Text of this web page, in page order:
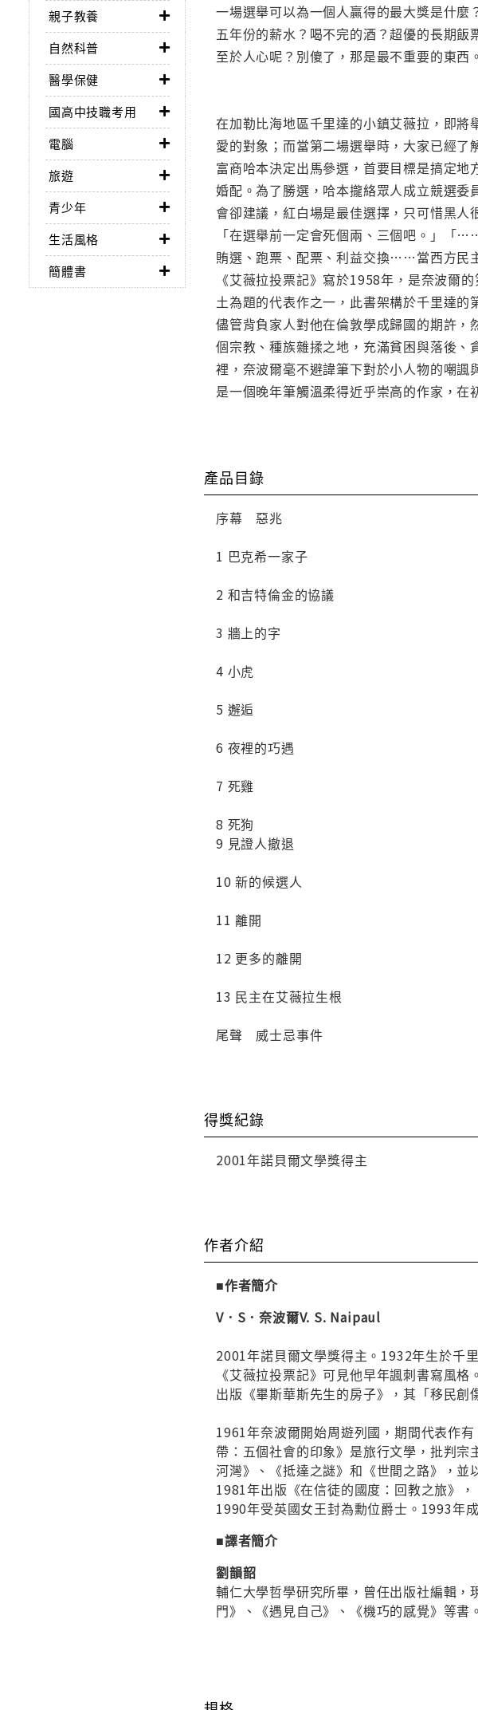
親子教養
自然科普
醫學保健
國高中技職考用
電腦
旅遊
青少年
生活風格
簡體書
一場選舉可以為一個人贏得的最大獎是什麼
五年份的薪水？喝不完的酒？超優的長期飯
至於人心呢？別傻了，那是最不重要的東西。
在加勒比海地區千里達的小鎮艾薇拉，即
愛的對象；而當第二場選舉時，大家已經了
富商哈本決定出馬參選，首要目標是搞定
婚配。為了勝選，哈本攏絡眾人成立競選
會卻建議，紅白場是最佳選擇，只可惜黑
「在選舉前一定會死個兩、三個吧。」「
賄選、跑票、配票、利益交換……當西方民
《艾薇拉投票記》寫於1958年，是奈波爾
土為題的代表作之一，此書架構於千里達
儘管背負家人對他在倫敦學成歸國的期許
個宗教、種族雜揉之地，充滿貧困與落後
裡，奈波爾毫不避諱筆下對於小人物的嘲
是一個晚年筆觸溫柔得近乎崇高的作家，
產品目錄
序幕 惡兆
1 巴克希一家子
2 和吉特倫金的協議
3 牆上的字
4 小虎
5 邂逅
6 夜裡的巧遇
7 死雞
8 死狗
9 見證人撤退
10 新的候選人
11 離開
12 更多的離開
13 民主在艾薇拉生根
尾聲 威士忌事件
得獎紀錄
2001年諾貝爾文學獎得主
作者介紹
■作者簡介
V．S．奈波爾V. S. Naipaul
2001年諾貝爾文學獎得主。1932年生於千
《艾薇拉投票記》可見他早年諷刺書寫風
出版《畢斯華斯先生的房子》，其「移民創
1961年奈波爾開始周遊列國，期間代表作
帶：五個社會的印象》是旅行文學，批判
河灣》、《抵達之謎》和《世間之路》，
1981年出版《在信徒的國度：回教之旅》
1990年受英國女王封為勳位爵士。1993年
■譯者簡介
劉韻韶
輔仁大學哲學研究所畢，曾任出版社編輯
門》、《遇見自己》、《機巧的感覺》等書。